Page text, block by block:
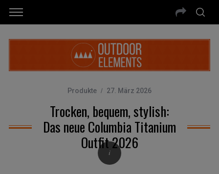
Produkte 27. März 2026
Trocken, bequem, stylish:
Das neue Columbia Titanium
Outfit 2026